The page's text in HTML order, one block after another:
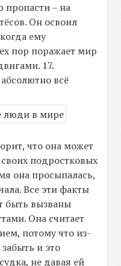
пропасти – на
Он освоил
ему
пор поражает мир
17.
всё
что она может
подростковых
она просыпалась,
Все эти факты
быть вызваны
Она считает
потому что из-
и это
не давая ей